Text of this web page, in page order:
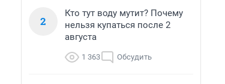
2
Кто тут воду мутит? Почему
нельзя купаться после 2
августа
1 363 Обсудить